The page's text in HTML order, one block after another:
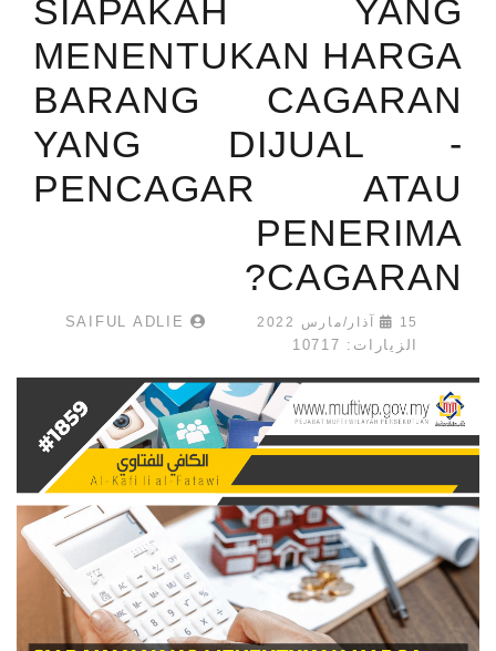
SIAPAKAH YANG
MENENTUKAN HARGA
BARANG CAGARAN
YANG DIJUAL -
PENCAGAR ATAU
PENERIMA
CAGARAN?
15 آذار/مارس 2022
SAIFUL ADLIE
الزيارات: 10717